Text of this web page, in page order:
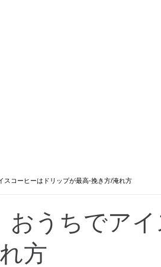
スコーヒーはドリップが最高-挽き方/淹れ方
おうちでア
方